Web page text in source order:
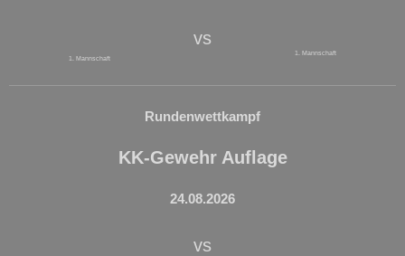
1. Mannschaft
vs
1. Mannschaft
Rundenwettkampf
KK-Gewehr Auflage
24.08.2026
vs